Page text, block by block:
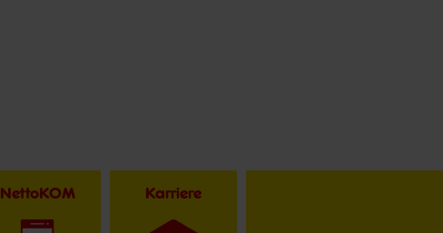
NettoKOM Karriere